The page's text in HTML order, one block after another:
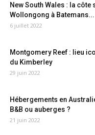
New South Wales : la côte
Wollongong à Batemans...
6 juillet 2022
Montgomery Reef : lieu
du Kimberley
29 juin 2022
Hébergements en
B&B ou auberges ?
21 juin 2022